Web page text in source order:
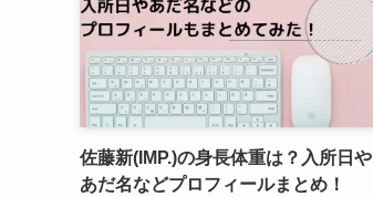
佐藤新(IMP.)の身長体重は？入所日や
あだ名などプロフィールまとめ！